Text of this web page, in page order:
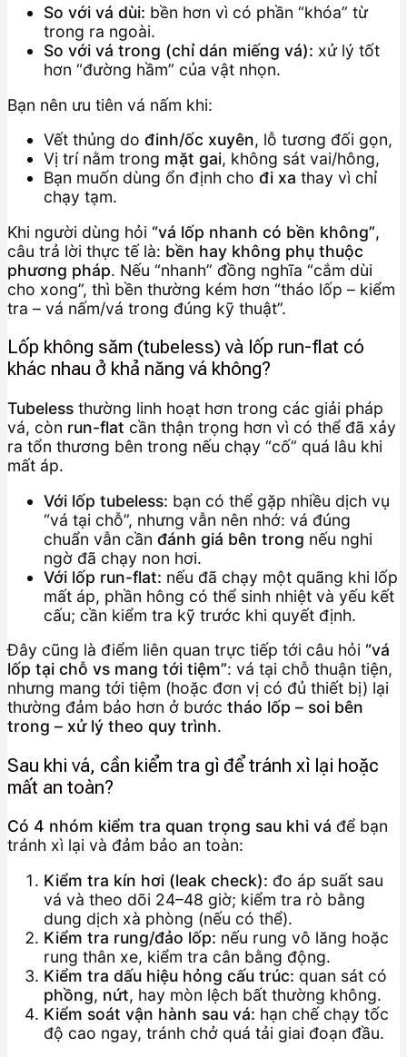
So với vá dùi: bền hơn vì có phần “khóa” từ
trong ra ngoài.
So với vá trong (chỉ dán miếng vá): xử lý tốt
hơn “đường hầm” của vật nhọn.
Bạn nên ưu tiên vá nấm khi:
Vết thủng do đinh/ốc xuyên, lỗ tương đối gọn,
Vị trí nằm trong mặt gai, không sát vai/hông,
Bạn muốn dùng ổn định cho đi xa thay vì chỉ
chạy tạm.
Khi người dùng hỏi “vá lốp nhanh có bền không”,
câu trả lời thực tế là: bền hay không phụ thuộc
phương pháp. Nếu “nhanh” đồng nghĩa “cắm dùi
cho xong”, thì bền thường kém hơn “tháo lốp – kiểm
tra – vá nấm/vá trong đúng kỹ thuật”.
Lốp không săm (tubeless) và lốp run-flat có
khác nhau ở khả năng vá không?
Tubeless thường linh hoạt hơn trong các giải pháp
vá, còn run-flat cần thận trọng hơn vì có thể đã xảy
ra tổn thương bên trong nếu chạy “cố” quá lâu khi
mất áp.
Với lốp tubeless: bạn có thể gặp nhiều dịch vụ
“vá tại chỗ”, nhưng vẫn nên nhớ: vá đúng
chuẩn vẫn cần đánh giá bên trong nếu nghi
ngờ đã chạy non hơi.
Với lốp run-flat: nếu đã chạy một quãng khi lốp
mất áp, phần hông có thể sinh nhiệt và yếu kết
cấu; cần kiểm tra kỹ trước khi quyết định.
Đây cũng là điểm liên quan trực tiếp tới câu hỏi “vá
lốp tại chỗ vs mang tới tiệm”: vá tại chỗ thuận tiện,
nhưng mang tới tiệm (hoặc đơn vị có đủ thiết bị) lại
thường đảm bảo hơn ở bước tháo lốp – soi bên
trong – xử lý theo quy trình.
Sau khi vá, cần kiểm tra gì để tránh xì lại hoặc
mất an toàn?
Có 4 nhóm kiểm tra quan trọng sau khi vá để bạn
tránh xì lại và đảm bảo an toàn:
Kiểm tra kín hơi (leak check): đo áp suất sau
vá và theo dõi 24–48 giờ; kiểm tra rò bằng
dung dịch xà phòng (nếu có thể).
Kiểm tra rung/đảo lốp: nếu rung vô lăng hoặc
rung thân xe, kiểm tra cân bằng động.
Kiểm tra dấu hiệu hỏng cấu trúc: quan sát có
phồng, nứt, hay mòn lệch bất thường không.
Kiểm soát vận hành sau vá: hạn chế chạy tốc
độ cao ngay, tránh chở quá tải giai đoạn đầu.